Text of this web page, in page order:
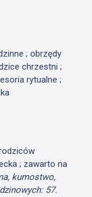
; obrzędy
chrzestni ;
rytualne ;
; zawarto na
kumostwo,
57.